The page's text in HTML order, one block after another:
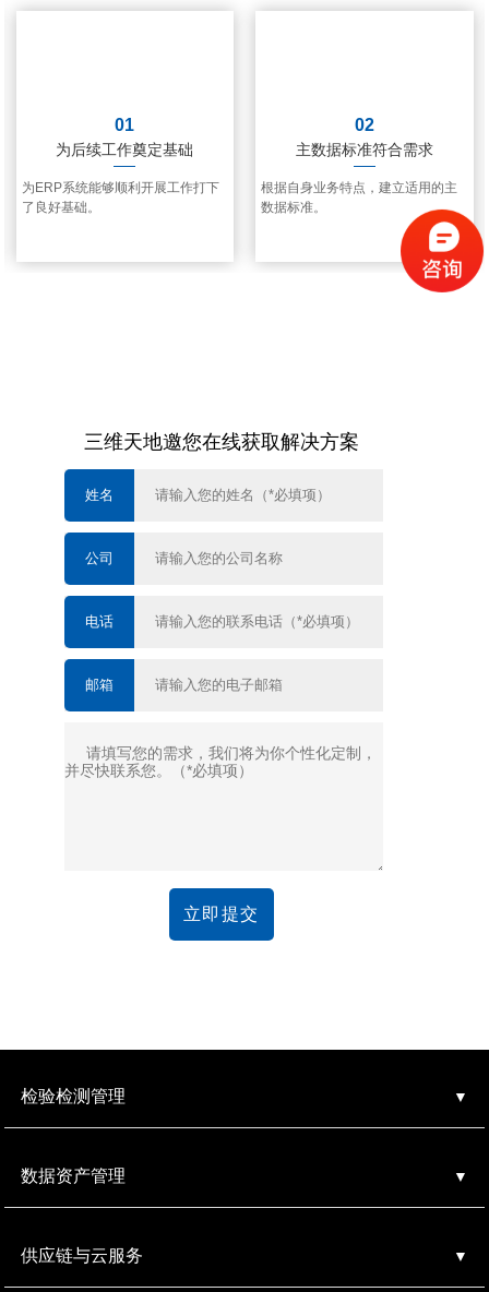
01
为后续工作奠定基础
为ERP系统能够顺利开展工作打下
了良好基础。
02
主数据标准符合需求
根据自身业务特点，建立适用的主
数据标准。
三维天地邀您在线获取解决方案
姓名
公司
电话
邮箱
立即提交
检验检测管理
数据资产管理
供应链与云服务